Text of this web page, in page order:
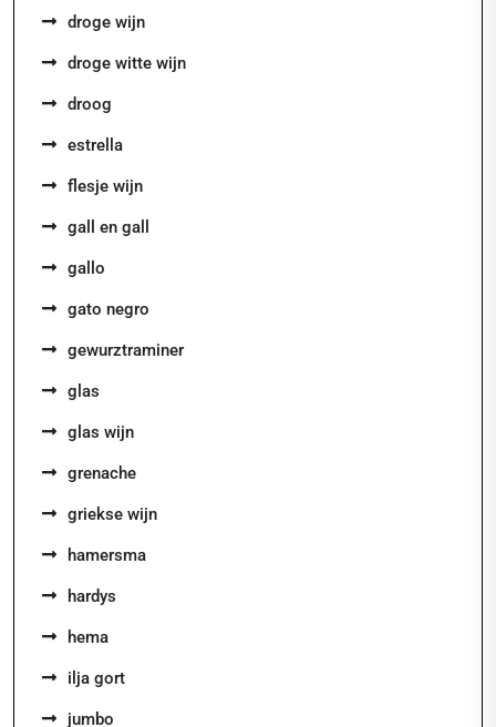
droge wijn
droge witte wijn
droog
estrella
flesje wijn
gall en gall
gallo
gato negro
gewurztraminer
glas
glas wijn
grenache
griekse wijn
hamersma
hardys
hema
ilja gort
jumbo